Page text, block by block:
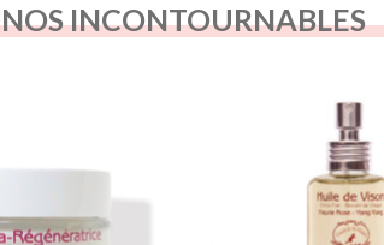
NOS INCONTOURNABLES